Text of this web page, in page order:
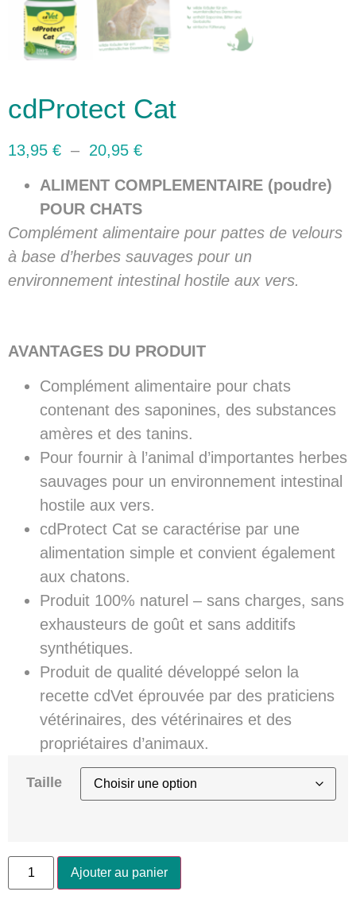
cdProtect Cat
13,95 € – 20,95 €
ALIMENT COMPLEMENTAIRE (poudre)
POUR CHATS
Complément alimentaire pour pattes de velours
à base d’herbes sauvages pour un
environnement intestinal hostile aux vers.
AVANTAGES DU PRODUIT
Complément alimentaire pour chats
contenant des saponines, des substances
amères et des tanins.
Pour fournir à l’animal d’importantes herbes
sauvages pour un environnement intestinal
hostile aux vers.
cdProtect Cat se caractérise par une
alimentation simple et convient également
aux chatons.
Produit 100% naturel – sans charges, sans
exhausteurs de goût et sans additifs
synthétiques.
Produit de qualité développé selon la
recette cdVet éprouvée par des praticiens
vétérinaires, des vétérinaires et des
propriétaires d’animaux.
Taille
Ajouter au panier